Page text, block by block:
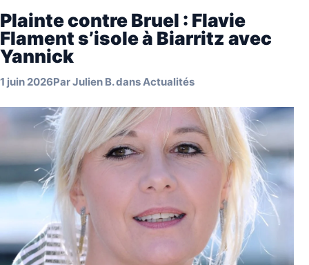
Plainte contre Bruel : Flavie
Flament s’isole à Biarritz avec
Yannick
1 juin 2026ParJulien B.dansActualités